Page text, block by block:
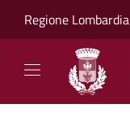
Regione Lombardia